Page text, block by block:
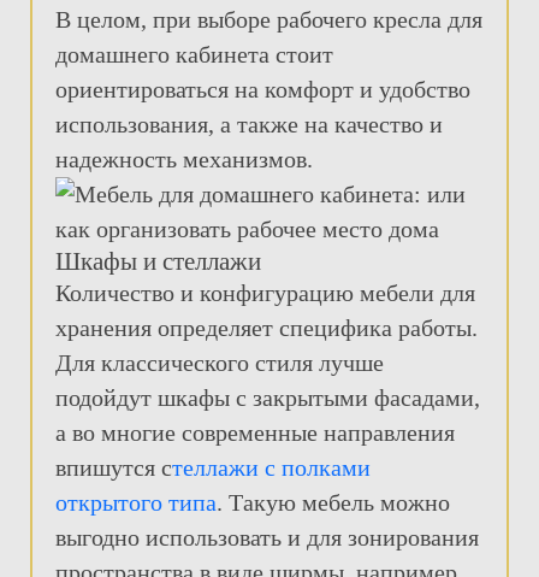
В целом, при выборе рабочего кресла для
домашнего кабинета стоит
ориентироваться на комфорт и удобство
использования, а также на качество и
надежность механизмов.
Шкафы и стеллажи
Количество и конфигурацию мебели для
хранения определяет специфика работы.
Для классического стиля лучше
подойдут шкафы с закрытыми фасадами,
а во многие современные направления
впишутся стеллажи с полками
открытого типа. Такую мебель можно
выгодно использовать и для зонирования